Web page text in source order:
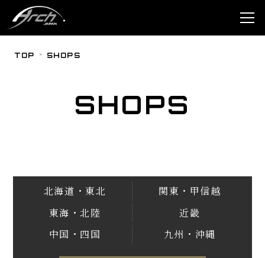
TOP SHOPS
SHOPS
北海道・東北
関東・甲信越
東海・北陸
近畿
中国・四国
九州・沖縄